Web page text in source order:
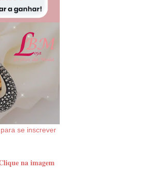
se inscrever
na imagem